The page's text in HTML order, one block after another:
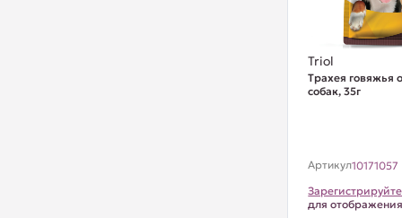
Triol
Трахея говяжья
собак, 35г
Артикул10171057
для